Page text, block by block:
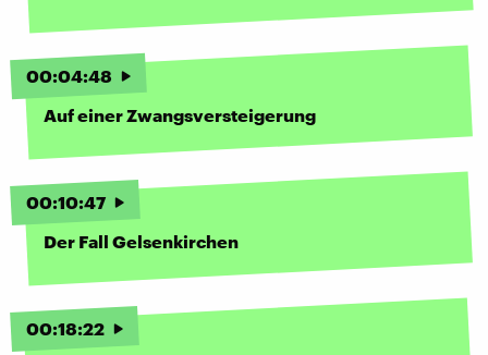
00:04:48
Auf einer Zwangsversteigerung
00:10:47
Der Fall Gelsenkirchen
00:18:22